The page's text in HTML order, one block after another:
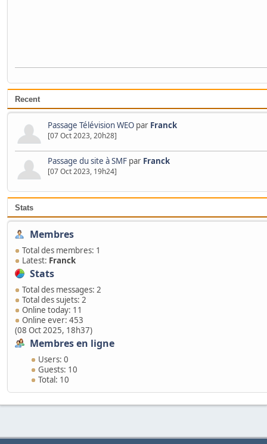
Recent
Passage Télévision WEO par Franck
[07 Oct 2023, 20h28]
Passage du site à SMF par Franck
[07 Oct 2023, 19h24]
Stats
Membres
Total des membres: 1
Latest: Franck
Stats
Total des messages: 2
Total des sujets: 2
Online today: 11
Online ever: 453
(08 Oct 2025, 18h37)
Membres en ligne
Users: 0
Guests: 10
Total: 10